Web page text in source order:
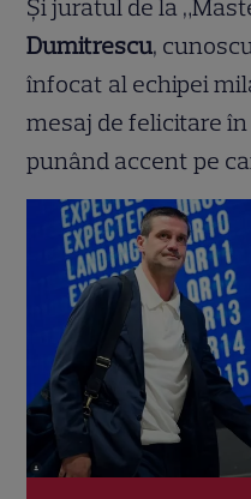
Și juratul de la
Dumitrescu,
înfocat al echipei
mesaj de felicitare
punând accent pe